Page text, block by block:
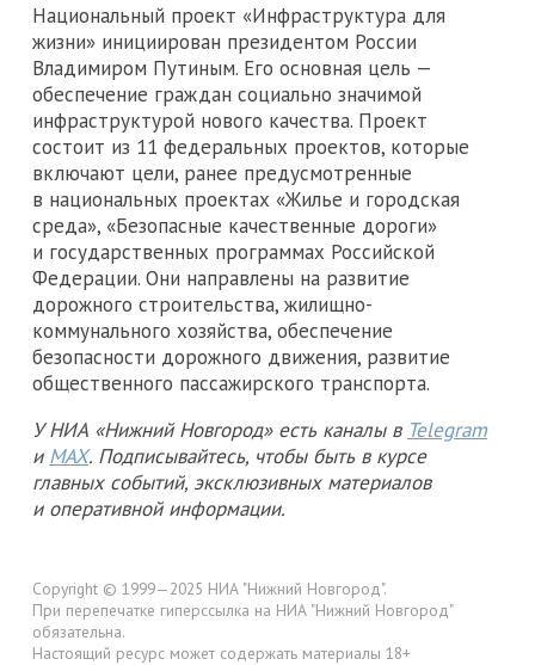
Национальный проект «Инфраструктура для
жизни» инициирован президентом России
Владимиром Путиным. Его основная цель —
обеспечение граждан социально значимой
инфраструктурой нового качества. Проект
состоит из 11 федеральных проектов, которые
включают цели, ранее предусмотренные
в национальных проектах «Жилье и городская
среда», «Безопасные качественные дороги»
и государственных программах Российской
Федерации. Они направлены на развитие
дорожного строительства, жилищно-
коммунального хозяйства, обеспечение
безопасности дорожного движения, развитие
общественного пассажирского транспорта.
У НИА «Нижний Новгород» есть каналы в Telegram
и MAX. Подписывайтесь, чтобы быть в курсе
главных событий, эксклюзивных материалов
и оперативной информации.
Copyright © 1999—2025 НИА "Нижний Новгород".
При перепечатке гиперссылка на НИА "Нижний Новгород"
обязательна.
Настоящий ресурс может содержать материалы 18+